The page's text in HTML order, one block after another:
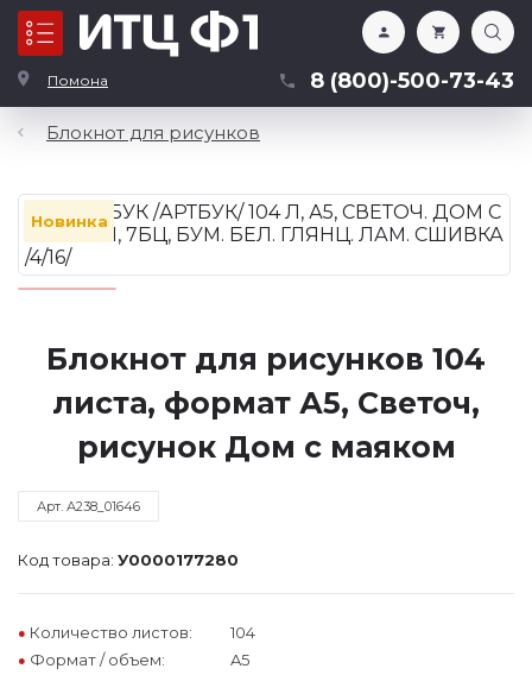
Помона 8 (800)-500-73-43
Каталог
Блокнот для рисунков
Новинка
Блокнот для рисунков 104
листа, формат А5, Светоч,
рисунок Дом с маяком
Арт. А238_01646
Код товара: У0000177280
Количество листов:
Формат / объем:
104
A5